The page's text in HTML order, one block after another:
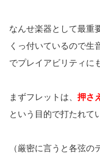
なんせ楽器として最重
くっ付いているので生
でプレイアビリティに
まずフレットは、 押さ
という目的で打たれて
（厳密に言うと各弦